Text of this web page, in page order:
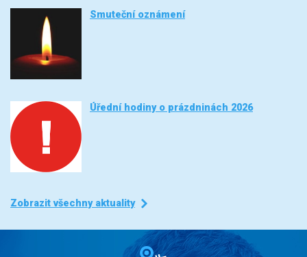
Smuteční oznámení
Úřední hodiny o prázdninách 2026
Zobrazit všechny aktuality